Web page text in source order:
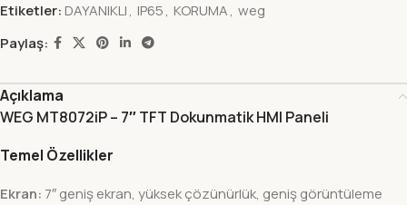
Etiketler: DAYANIKLI, IP65, KORUMA, weg
Paylaş:
Açıklama
WEG MT8072iP – 7″ TFT Dokunmatik HMI Paneli
Temel Özellikler
Ekran: 7″ geniş ekran, yüksek çözünürlük, geniş görüntüleme